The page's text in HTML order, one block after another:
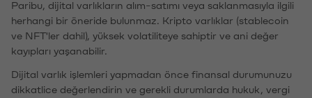
Paribu, dijital varlıkların alım-satımı veya saklanmasıyla ilgili
herhangi bir öneride bulunmaz. Kripto varlıklar (stablecoin
ve NFT'ler dahil), yüksek volatiliteye sahiptir ve ani değer
kayıpları yaşanabilir.
Dijital varlık işlemleri yapmadan önce finansal durumunuzu
dikkatlice değerlendirin ve gerekli durumlarda hukuk, vergi